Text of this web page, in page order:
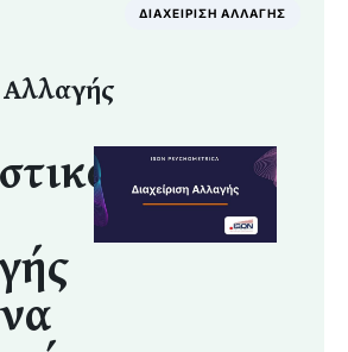
ΔΙΑΧΕΙΡΙΣΗ ΑΛΛΑΓΗΣ
Αλλαγής